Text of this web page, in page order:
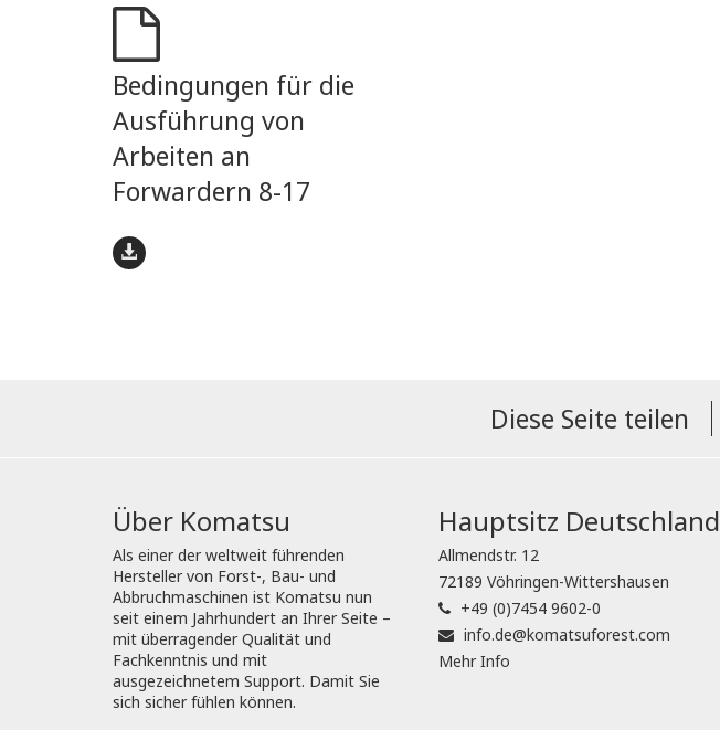
Bedingungen für die
Ausführung von
Arbeiten an
Forwardern 8-17
Diese Seite teilen
Über Komatsu
Als einer der weltweit führenden
Hersteller von Forst-, Bau- und
Abbruchmaschinen ist Komatsu nun
seit einem Jahrhundert an Ihrer Seite –
mit überragender Qualität und
Fachkenntnis und mit
ausgezeichnetem Support. Damit Sie
sich sicher fühlen können.
Hauptsitz Deutschland
Allmendstr. 12
72189 Vöhringen-Wittershausen
+49 (0)7454 9602-0
info.de@komatsuforest.com
Mehr Info